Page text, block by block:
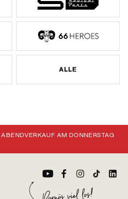
ALLE
ABENDVERKAUF AM DONNERSTAG